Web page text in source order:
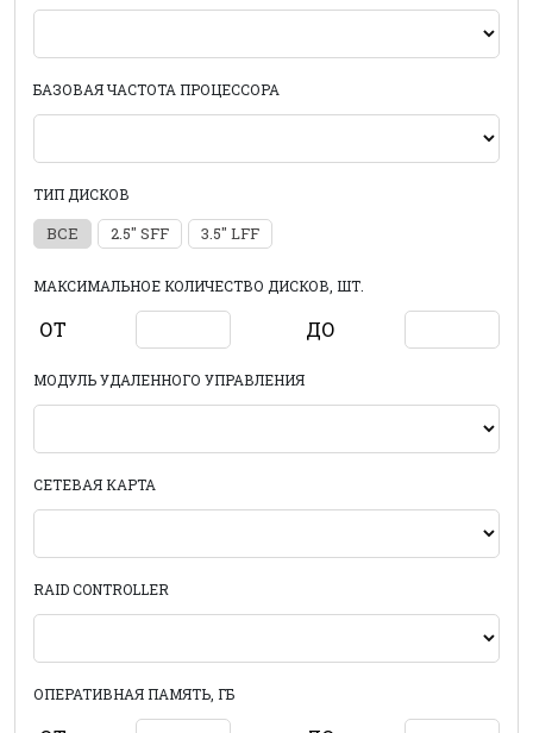
БАЗОВАЯ ЧАСТОТА ПРОЦЕССОРА
ТИП ДИСКОВ
ВСЕ 2.5" SFF 3.5" LFF
МАКСИМАЛЬНОЕ КОЛИЧЕСТВО ДИСКОВ, ШТ.
ОТ ДО
МОДУЛЬ УДАЛЕННОГО УПРАВЛЕНИЯ
СЕТЕВАЯ КАРТА
RAID CONTROLLER
ОПЕРАТИВНАЯ ПАМЯТЬ, ГБ